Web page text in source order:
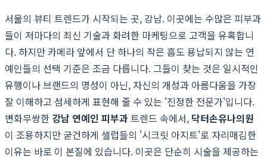
서울의 뷰티 트렌드가 시작되는 곳, 강남. 이곳에는 수많은 피부과
들이 저마다의 최신 기술과 화려한 마케팅으로 고객을 유혹합니
다. 하지만 카메라 앞에서 단 하나의 작은 흠도 용납되지 않는 연
예인들의 선택 기준은 조금 다릅니다. 그들이 찾는 것은 일시적인
유행이나 브랜드의 명성이 아닌, 자신의 개성과 아름다움을 가장
잘 이해하고 섬세하게 표현해 줄 수 있는 '진정한 전문가'입니다.
변화무쌍한 강남 연예인 피부과 트렌드 속에서, 닥터손유나의원
이 조용하지만 굳건하게 셀럽들의 '시크릿 아지트'로 자리매김한
이유는 바로 이 본질에 있습니다. 이곳은 단순히 시술을 제공하는